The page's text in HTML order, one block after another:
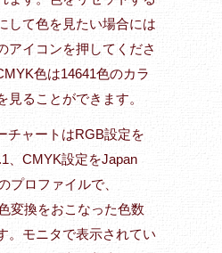
して色を見たい場合には
アイコンを押してくださ
色は14641色のカラ
見ることができます。
チャートはRGB設定を
、CMYK設定をJapan
プロファイルで、
変換をおこなった色数
。モニタで表示されてい